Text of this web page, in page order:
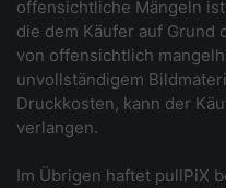
offensichtliche Mängeln
die dem Käufer auf Grund
von offensichtlich
unvollständigem
Druckkosten, kann der
verlangen.
Im Übrigen haftet pullPiX